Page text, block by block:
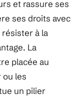
et rassure ses
ses droits avec
à la
La
placée au
ou les
un pilier